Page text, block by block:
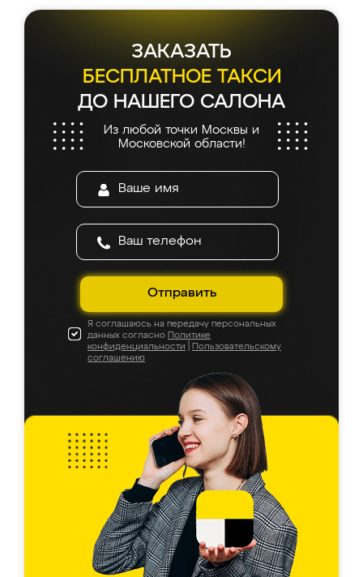
ЗАКАЗАТЬ
БЕСПЛАТНОЕ ТАКСИ
ДО НАШЕГО САЛОНА
Из любой точки Москвы и
Московской области!
Отправить
Я соглашаюсь на передачу персональных
данных согласно Политике
конфиденциальности
Пользовательскому
соглашению